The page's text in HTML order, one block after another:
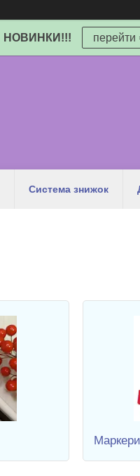
НОВИНКИ!!!
Система знижок
Маркери